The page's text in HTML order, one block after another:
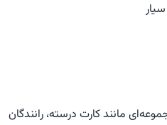
مانند کارت درسته، رانندگان